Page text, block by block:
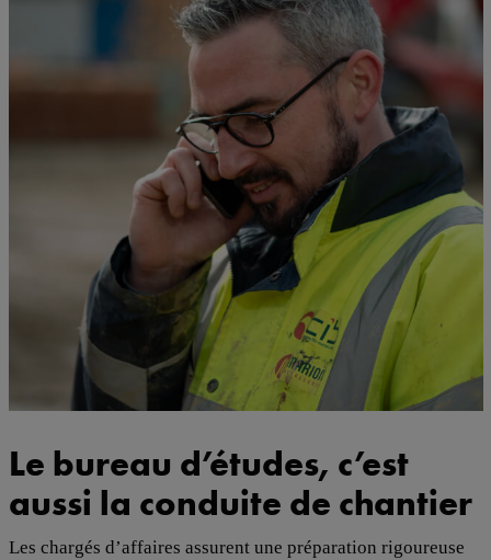
Le bureau d’études, c’est
aussi la conduite de chantier
Les chargés d’affaires assurent une préparation rigoureuse